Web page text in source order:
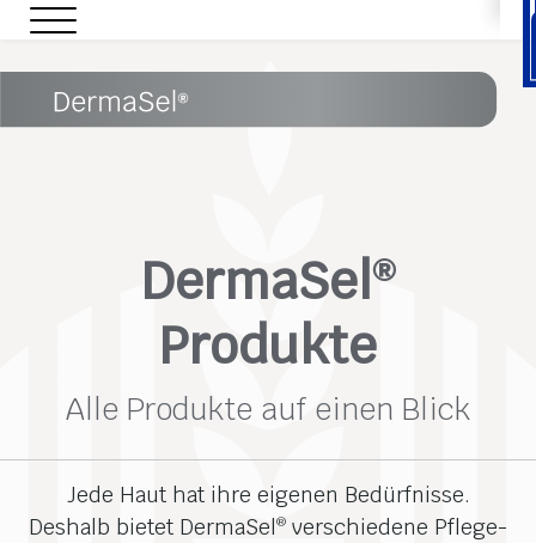
DermaSel®
Produkte
Alle Produkte auf einen Blick
Jede Haut hat ihre eigenen Bedürfnisse.
Deshalb bietet DermaSel® verschiedene Pflege-